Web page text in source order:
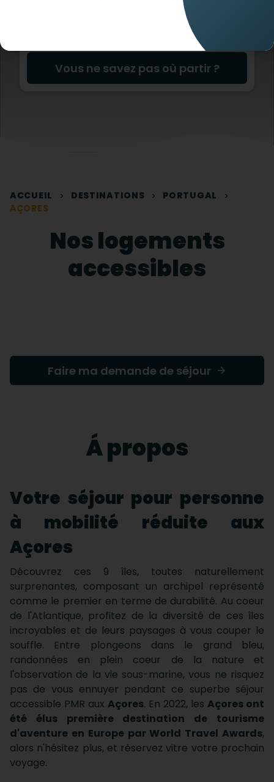
Vous ne savez pas où partir ?
ACCUEIL DESTINATIONS
PORTUGAL
AÇORES
Faire ma demande de séjour
Á propos
Votre séjour pour personne
à mobilité réduite aux
Açores
Découvrez ces 9 îles, toutes naturellement
surprenantes, composant un archipel représenté
comme le premier en terme de durabilité. Au coeur
de l'Atlantique, profitez de la diversité de ces îles
incroyables et de leurs paysages à vous couper le
souffle. Entre plongeons dans le grand bleu,
randonnées en plein coeur de la nature et
l'observation de la vie sous-marine, vous ne risquez
pas de vous ennuyer pendant ce superbe séjour
accessible PMR aux Açores. En 2022, les Açores ont
été élus première destination de tourisme
d'aventure en Europe par World Travel Awards,
alors n'hésitez plus, et réservez vitre votre prochain
voyage.
Nos logements
accessibles